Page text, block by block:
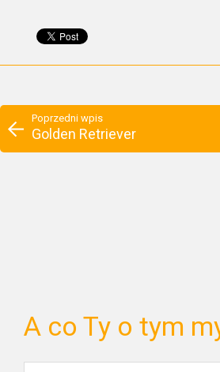
Poprzedni wpis
Golden Retriever
A co Ty o tym